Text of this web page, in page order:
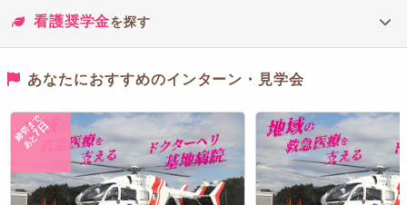
看護奨学金を探す
あなたにおすすめのインターン・見学会
締切まで
あと
7日